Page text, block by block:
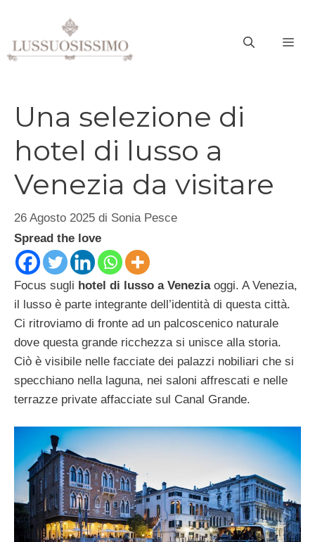
contenuto
Una selezione di
hotel di lusso a
Venezia da visitare
26 Agosto 2025 di Sonia Pesce
Spread the love
Focus sugli hotel di lusso a Veneziaoggi. A Venezia,
il lusso è parte integrante dell’identità di questa città.
Ci ritroviamo di fronte ad un palcoscenico naturale
dove questa grande ricchezza si unisce alla storia.
Ciò è visibile nelle facciate dei palazzi nobiliari che si
specchiano nella laguna, nei saloni affrescati e nelle
terrazze private affacciate sul Canal Grande.